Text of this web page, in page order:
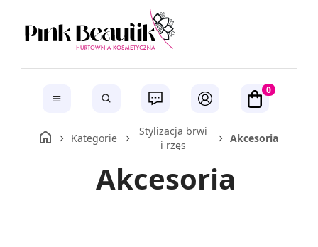
0
Kategorie
Stylizacja brwi
i rzęs
Akcesoria
Akcesoria